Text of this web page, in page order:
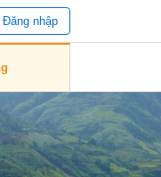
Đăng nhập